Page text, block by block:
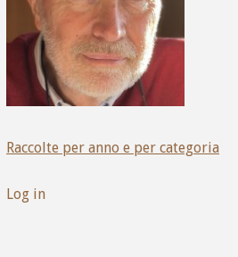
Raccolte per anno e per categoria
Log in